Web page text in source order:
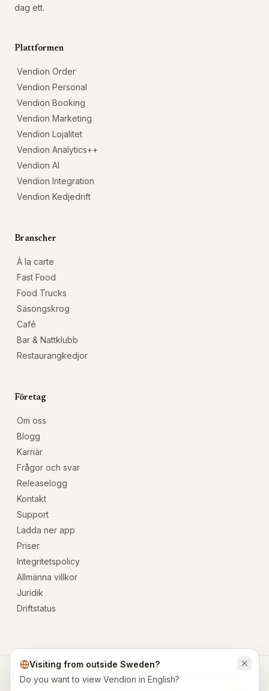
dag ett.
Plattformen
Vendion Order
Vendion Personal
Vendion Booking
Vendion Marketing
Vendion Lojalitet
Vendion Analytics++
Vendion AI
Vendion Integration
Vendion Kedjedrift
Branscher
À la carte
Fast Food
Food Trucks
Säsongskrog
Café
Bar & Nattklubb
Restaurangkedjor
Företag
Om oss
Blogg
Karriär
Frågor och svar
Releaselogg
Kontakt
Support
Ladda ner app
Priser
Integritetspolicy
Allmänna villkor
Juridik
Driftstatus
Alla system OK ·Org.nr: 559351-4788· contact@vendion.com
Visiting from outside Sweden?
Do you want to view Vendion in English?